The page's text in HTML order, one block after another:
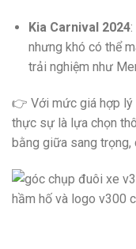
Kia Carnival 2024:
nhưng khó có thể
trải nghiệm như
👉 Với mức giá hợp lý
thực sự là lựa chọn
bằng giữa sang trọng,